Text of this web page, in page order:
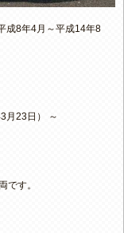
成8年4月～平成14年8
月23日） ～
です。